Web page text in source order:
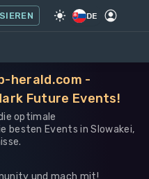
40K
MEHR DE
herald.com -
Future Events!
optimale
besten Events in Slowakei,
und mach mit!